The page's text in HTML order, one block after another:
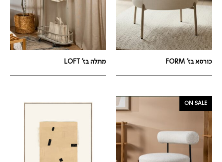
כורסא בז' FORM מתלה בז' LOFT
ON SALE